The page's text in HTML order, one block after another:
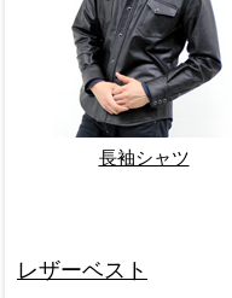
長袖シャツ
レザーベスト